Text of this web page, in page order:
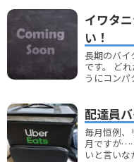
イワタ
い！
長期のバイ
です。 ど
うにコンパ
配達員
毎月恒例
月ですが
いと言いな